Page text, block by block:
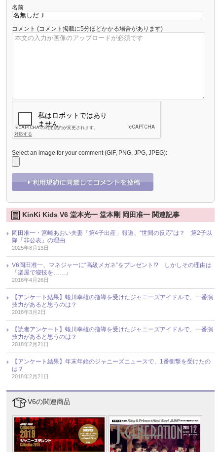
名前
コメント (コメント掲載に5分ほどかかる場合があります)
Select an image for your comment (GIF, PNG, JPG, JPEG):
KinKi Kids V6 堂本光一 堂本剛 岡田准一 関連記事
岡田准一・宮崎あおい夫妻「第4子出産」報道、“世間の反応”は？ 第2子以
降「非公表」の理由
2025年8月13日
V6岡田准一、マネジャーに“高級メガネ”をプレゼント!? しかしその理由は
「楽屋で寝技を……」
2018年4月26日
【アンケート結果】蜷川幸雄の指導を受けたジャニーズアイドルで、一番演
技力があると思うのは？
2018年3月2日
【読者アンケート】蜷川幸雄の指導を受けたジャニーズアイドルで、一番演
技力があると思うのは？
2018年2月21日
【アンケート結果】年末年始のジャニーズニュースで、1番衝撃を受けたの
は？
2018年2月21日
V6の関連商品